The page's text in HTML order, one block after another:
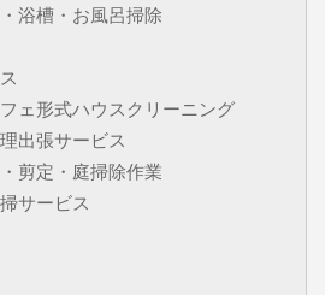
浴槽・お風呂掃除
ェ形式ハウスクリーニング
出張サービス
剪定・庭掃除作業
サービス